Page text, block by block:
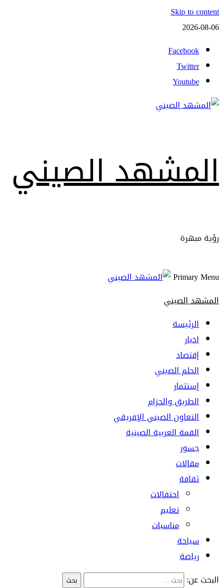
Skip to content
2026-08-06
Facebook
Twitter
Youtube
المشهد الصيني
رؤية مبهرة
Primary Menu
المشهد الصيني
الرئيسة
اخبار
إقتصاد
الحلم الصيني
إستثمار
الطريق والحزام
التعاون الصيني الإفريقي
القمة العربية الصينية
جسور
مقالات
ثقافة
احتفالات
تعليم
مناسبات
سياحة
رياضة
البحث عن: